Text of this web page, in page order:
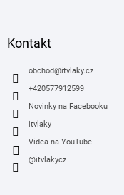
Kontakt
obchod@itvlaky.cz
+420577912599
Novinky na Facebooku
itvlaky
Videa na YouTube
@itvlakycz